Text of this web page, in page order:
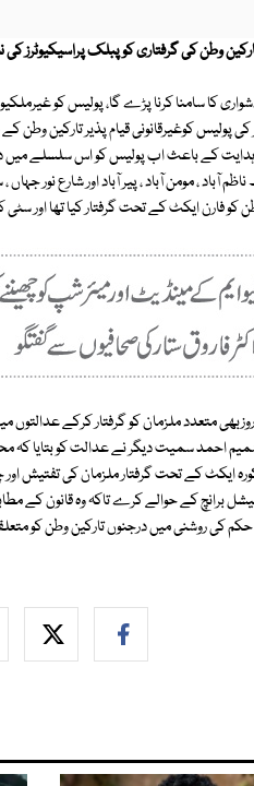
وطن کی گرفتاری کو پبلک پراسیکیوٹرز کی
کا سامنا کرنا پڑے گا، پولیس کو
کوغیرقانونی قیام پذیر تارکین وطن
کے باعث اب پولیس کو اس سلسلے میں
کو فارن ایکٹ کے تحت گرفتار کیا تھا اور
متعدد ملزمان کو گرفتار کرکے
ایکٹ کے تحت گرفتار ملزمان کی تفتیش
برانچ کے حوالے کرے تاکہ وہ قانون
کی روشنی میں درجنوں تارکین وطن کو